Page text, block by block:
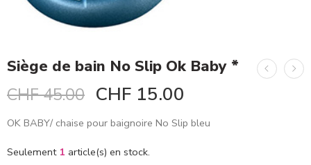
Siège de bain No Slip Ok Baby *
CHF45.00 CHF 15.00
OK BABY/ chaise pour baignoire No Slip bleu
Seulement 1 article(s) en stock.